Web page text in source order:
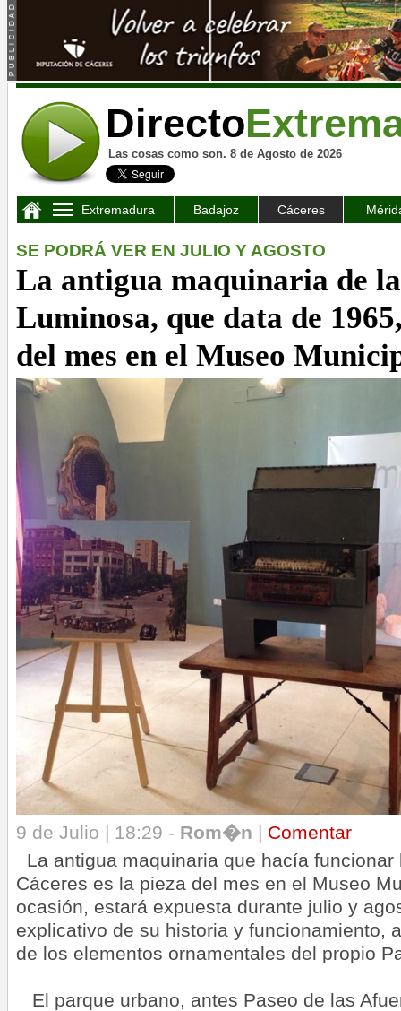
Directo
Las cosas como son. 8 de Agosto de 2026
Extremadura Badajoz Cáceres
SE PODRÁ VER EN JULIO Y AGOSTO
La antigua maquinaria de
Luminosa, que data de
del mes en el Museo
9 de Julio | 18:29 - Rom�n | Comentar
La antigua maquinaria que hacía
Cáceres es la pieza del mes en el Museo
ocasión, estará expuesta durante julio y
explicativo de su historia y funcionamiento,
de los elementos ornamentales del propio
El parque urbano, antes Paseo de las